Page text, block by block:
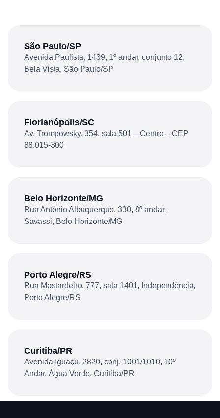
São Paulo/SP
Avenida Paulista, 1439, 1º andar, conjunto 12,
Bela Vista, São Paulo/SP
Florianópolis/SC
Av. Trompowsky, 354, sala 501 – Centro – CEP
88.015-300
Belo Horizonte/MG
Rua Antônio Albuquerque, 330, 8º andar,
Savassi, Belo Horizonte/MG
Porto Alegre/RS
Rua Mostardeiro, 777, sala 1401, Independência,
Porto Alegre/RS
Curitiba/PR
Avenida Iguaçu, 2820, conj. 1001/1010, 10º
Andar, Água Verde, Curitiba/PR